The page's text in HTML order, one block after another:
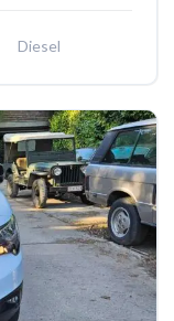
Diesel